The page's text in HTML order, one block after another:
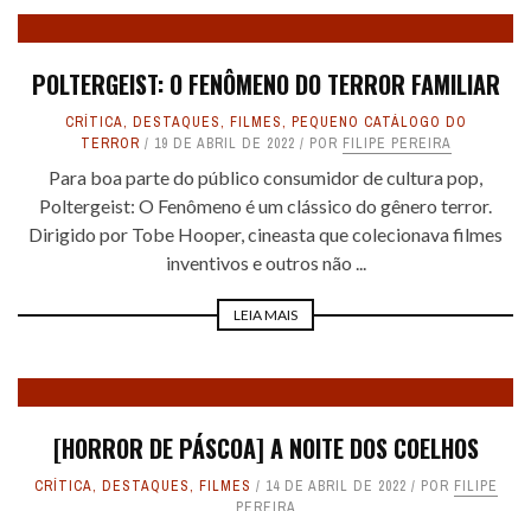
POLTERGEIST: O FENÔMENO DO TERROR FAMILIAR
CRÍTICA, DESTAQUES, FILMES, PEQUENO CATÁLOGO DO
TERROR
19 DE ABRIL DE 2022 POR FILIPE PEREIRA
Para boa parte do público consumidor de cultura pop,
Poltergeist: O Fenômeno é um clássico do gênero terror.
Dirigido por Tobe Hooper, cineasta que colecionava filmes
inventivos e outros não ...
LEIA MAIS
[HORROR DE PÁSCOA] A NOITE DOS COELHOS
CRÍTICA, DESTAQUES, FILMES 14 DE ABRIL DE 2022 POR FILIPE